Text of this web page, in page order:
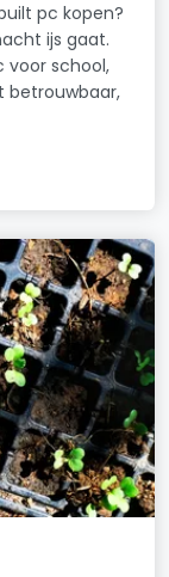
pc kopen?
ijs gaat.
voor school,
betrouwbaar,